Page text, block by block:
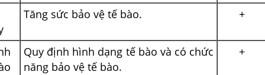
Tăng sức bảo vệ tế bào. +
Quy định hình dạng tế bào và có chức
năng bảo vệ tế bào.
+